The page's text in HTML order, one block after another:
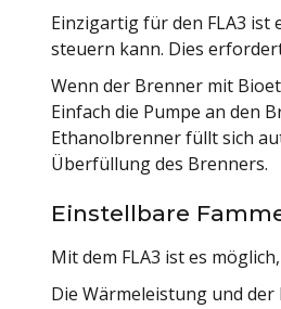
Einzigartig für den FLA3 ist
steuern kann. Dies
Wenn der Brenner mit
Einfach die Pumpe an den
Ethanolbrenner füllt sich
Überfüllung des Brenners.
Einstellbare
Mit dem FLA3 ist es
Die Wärmeleistung und